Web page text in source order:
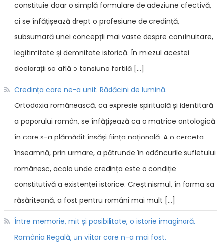
constituie doar o simplă formulare de adeziune afectivă,
ci se înfățișează drept o profesiune de credință,
subsumată unei concepții mai vaste despre continuitate,
legitimitate și demnitate istorică. În miezul acestei
declarații se află o tensiune fertilă […]
Credința care ne-a unit. Rădăcini de lumină.
Ortodoxia românească, ca expresie spirituală și identitară
a poporului român, se înfățișează ca o matrice ontologică
în care s-a plămădit însăși ființa națională. A o cerceta
înseamnă, prin urmare, a pătrunde în adâncurile sufletului
românesc, acolo unde credința este o condiție
constitutivă a existenței istorice. Creștinismul, în forma sa
răsăriteană, a fost pentru români mai mult […]
Între memorie, mit și posibilitate, o istorie imaginară.
România Regală, un viitor care n-a mai fost.